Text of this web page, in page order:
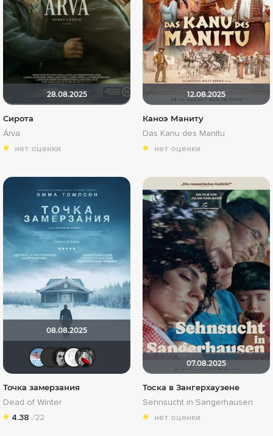
28.08.2025
Сирота
Árva
нет оценки
12.08.2025
Каноэ Маниту
Das Kanu des Manitu
нет оценки
08.08.2025
Андρей Equitable
Мышь Белая
Точка замерзания
Dead of Winter
4.38 /22
07.08.2025
Тоска в Зангерхаузене
Sehnsucht in Sangerhausen
нет оценки